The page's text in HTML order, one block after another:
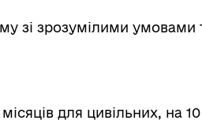
зі зрозумілими умовами
для цивільних, на 10